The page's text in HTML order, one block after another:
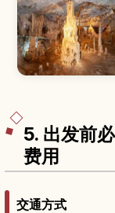
5. 出发前
费用
交通方式